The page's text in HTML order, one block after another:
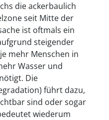
die ackerbaulich
seit Mitte der
ist oftmals ein
steigender
mehr Menschen in
Wasser und
Die
führt dazu,
sind oder sogar
wiederum